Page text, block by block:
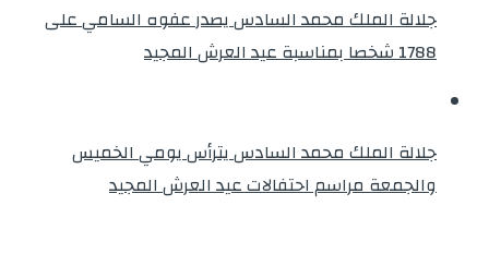
جلالة الملك محمد السادس يصدر عفوه السامي على
1788 شخصا بمناسبة عيد العرش المجيد
جلالة الملك محمد السادس يترأس يومي الخميس
والجمعة مراسم احتفالات عيد العرش المجيد